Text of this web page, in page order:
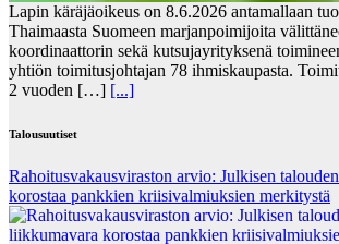
Lapin käräjäoikeus on 8.6.2026 antamallaan
Thaimaasta Suomeen marjanpoimijoita
koordinaattorin sekä kutsujayrityksenä
yhtiön toimitusjohtajan 78 ihmiskaupasta.
2 vuoden […] [...]
Talousuutiset
Rahoitusvakausviraston arvio: Julkisen
korostaa pankkien kriisivalmiuksien merkitystä